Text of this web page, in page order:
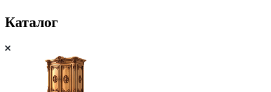
Каталог